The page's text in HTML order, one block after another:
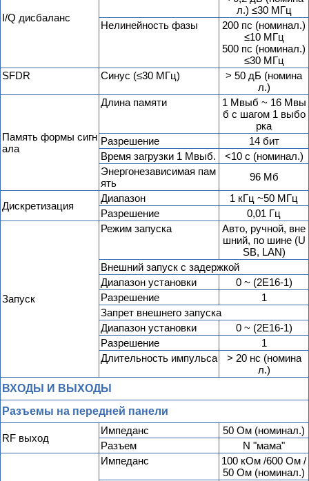
I/Q дисбаланс
л.) ≤30 МГц
Нелинейность фазы
200 пс (номинал.)
≤10 МГц
500 пс (номинал.)
≤30 МГц
SFDR
Синус (≤30 МГц)
> 50 дБ (номина
л.)
Память формы сигн
ала
Длина памяти
1 Мвыб ~ 16 Мвы
б с шагом 1 выбо
рка
Разрешение
14 бит
Время загрузки 1 Мвыб.
<10 c (номинал.)
Энергонезависимая пам
ять
96 Мб
Дискретизация
Диапазон
1 кГц ~50 МГц
Разрешение
0,01 Гц
Запуск
Режим запуска
Авто, ручной, вне
шний, по шине (U
SB, LAN)
Внешний запуск с задержкой
Диапазон установки
0 ~ (2E16-1)
Разрешение
1
Запрет внешнего запуска
Диапазон установки
0 ~ (2E16-1)
Разрешение
1
Длительность импульса
> 20 нс (номина
л.)
ВХОДЫ И ВЫХОДЫ
Разъемы на передней панели
RF выход
Импеданс
50 Ом (номинал.)
Разъем
N "мама"
Импеданс
100 кОм /600 Ом /
50 Ом (номинал.)